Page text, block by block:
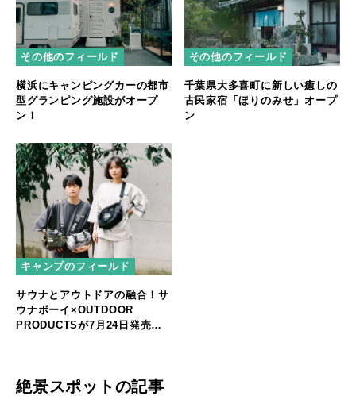
その他のフィールド
横浜にキャンピングカーの都市
型グランピング施設がオープ
ン！
その他のフィールド
千葉県大多喜町に新しい癒しの
古民家宿「ほりのみせ」オープ
ン
キャンプのフィールド
サウナとアウトドアの融合！サ
ウナボーイ×OUTDOOR
PRODUCTSが7月24日発売
絶景スポットの記事